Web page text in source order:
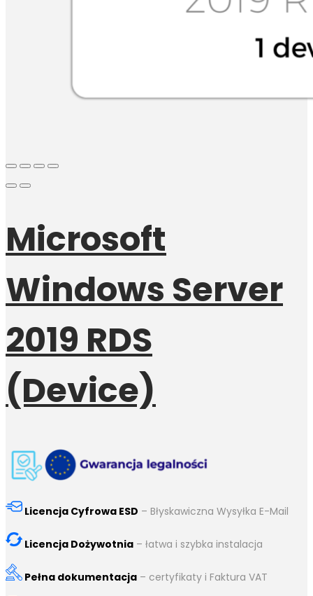
Microsoft
Windows Server
2019 RDS
(Device)
Licencja Cyfrowa ESD – Błyskawiczna Wysyłka E-Mail
Licencja Dożywotnia – łatwa i szybka instalacja
Pełna dokumentacja – certyfikaty i Faktura VAT